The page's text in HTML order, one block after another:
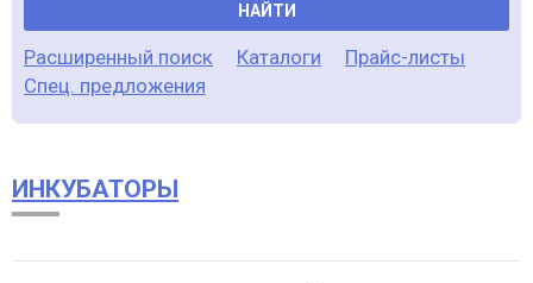
НАЙТИ
Расширенный поиск Каталоги
Прайс-листы
Спец. предложения
ИНКУБАТОРЫ